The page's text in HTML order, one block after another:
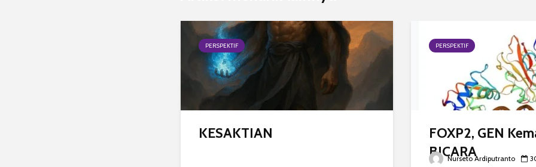
PERSPEKTIF
KESAKTIAN
PERSPEKTIF
FOXP2, GEN
BICARA
Nurseto Ardiputranto